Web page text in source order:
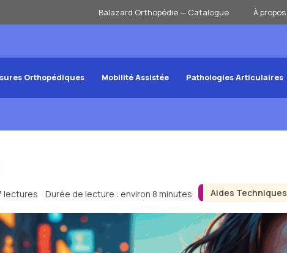
Balazard Orthopédie — Catalogue À propos
Orthopédiques Mobilité Assistée Pathologies Articulaires
Aides Techniques
lectures · Durée de lecture : environ 8 minutes